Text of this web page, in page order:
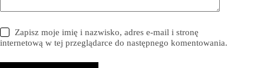
Zapisz moje imię i nazwisko, adres e-mail i stronę
internetową w tej przeglądarce do następnego komentowania.